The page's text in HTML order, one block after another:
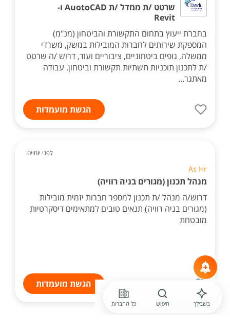
שרטט /ת ממדל /ת AuotoCAD ו-
Revit
בחברת ייעוץ בתחום התקשורת והביטחון (מנ"מ)
המספקת שירותים לחברות המובילות במשק, משרדי
ממשלה, גופים ביטחוניים, ציבוריים ועוד, דרוש /ה שרטט
/ת לתכנון תוכניות תשתיות תקשורת וביטחון. עבודה
מאתגר...
הגשת מועמדות
לפני יומיים
As Hr
מנהל תכנון (מגורים בניה רוויה)
דרוש/ה מנהל /ת תכנון למספר חברות יזמית מובילות
(מגורים בניה רוויה) תנאים טובים למתאימים דיסקרטיות
מובטחת
הגשת מועמדות
בשבילך חיפוש כל החברות